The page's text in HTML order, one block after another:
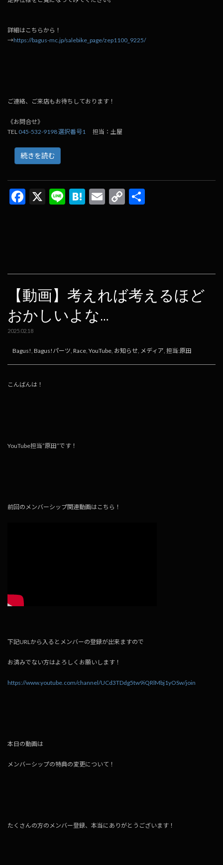
詳細はこちらから！
→https://bagus-mc.jp/salebike_page/zep1100_9225/
ご連絡、ご来店もお待ちしております！
《お問合せ》
TEL 045-532-9198 選択番号1 担当：土屋
続きを読む
F
o
k
X
Li H E
C
n
k
【動画】考えれば考えるほど
おかしいよな…
2025.02.18
Bagus!, Bagus!パーツ, Race, YouTube, お知らせ, メディア, 担当:原田
こんばんは！
YouTube担当”原田”です！
前回のメンバーシップ関連動画はこちら！
下記URLから入るとメンバーの登録が出来ますので
お済みでない方はよろしくお願いします！
https://www.youtube.com/channel/UCd3TDdg5tw9iQRlMbj1yOSw/join
本日の動画は
メンバーシップの特典の変更について！
たくさんの方のメンバー登録、本当にありがとうございます！